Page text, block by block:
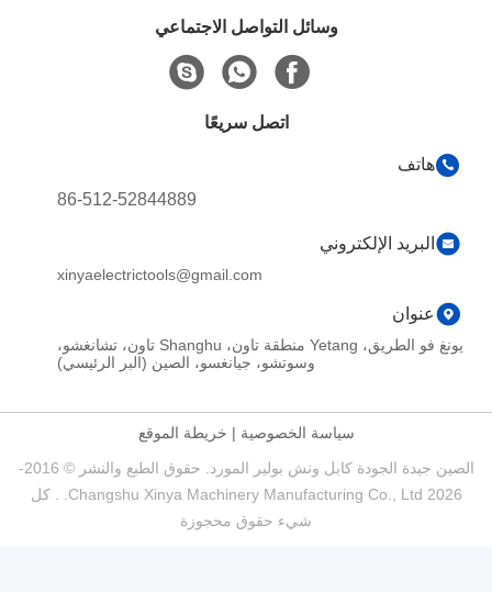
وسائل التواصل الاجتماعي
اتصل سريعًا
هاتف
86-512-52844889
البريد الإلكتروني
xinyaelectrictools@gmail.com
عنوان
يونغ فو الطريق، Yetang منطقة تاون، Shanghu تاون، تشانغشو،
وسوتشو، جيانغسو، الصين (البر الرئيسي)
سياسة الخصوصية|خريطة الموقع
الصين جيدة الجودة كابل ونش بولير المورد. حقوق الطبع والنشر © 2016-
2026 Changshu Xinya Machinery Manufacturing Co., Ltd. . كل
شيء حقوق محجوزة